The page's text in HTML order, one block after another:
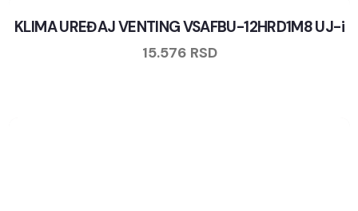
KLIMA UREĐAJ VENTING VSAFBU-12HRD1M8 UJ-i
15.576 RSD